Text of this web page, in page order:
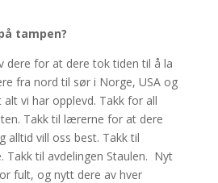
tampen?
dere for at dere tok tiden til å la
fra nord til sør i Norge, USA og
vi har opplevd. Takk for all
Takk til lærerne for at dere
alltid vill oss best. Takk til
Takk til avdelingen Staulen. Nyt
fult, og nytt dere av hver